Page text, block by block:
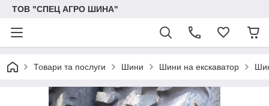
ТОВ "СПЕЦ АГРО ШИНА"
Товари та послуги Шини Шини на екскаватор